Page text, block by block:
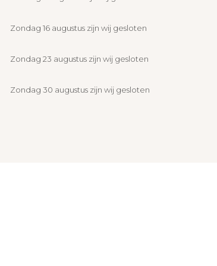
Zondag 16 augustus zijn wij gesloten
Zondag 23 augustus zijn wij gesloten
Zondag 30 augustus zijn wij gesloten